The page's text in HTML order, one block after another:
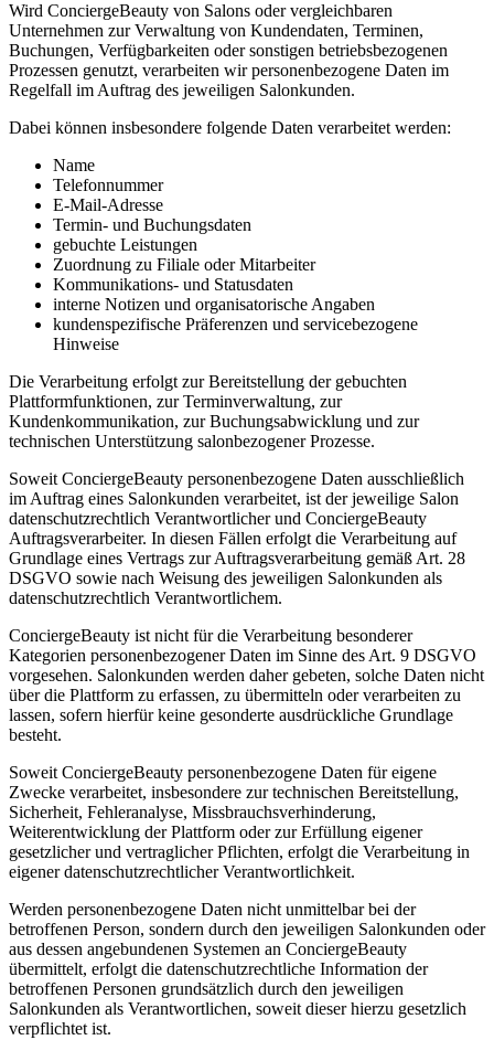
Wird ConciergeBeauty von Salons oder vergleichbaren
Unternehmen zur Verwaltung von Kundendaten, Terminen,
Buchungen, Verfügbarkeiten oder sonstigen betriebsbezogenen
Prozessen genutzt, verarbeiten wir personenbezogene Daten im
Regelfall im Auftrag des jeweiligen Salonkunden.
Dabei können insbesondere folgende Daten verarbeitet werden:
Name
Telefonnummer
E-Mail-Adresse
Termin- und Buchungsdaten
gebuchte Leistungen
Zuordnung zu Filiale oder Mitarbeiter
Kommunikations- und Statusdaten
interne Notizen und organisatorische Angaben
kundenspezifische Präferenzen und servicebezogene
Hinweise
Die Verarbeitung erfolgt zur Bereitstellung der gebuchten
Plattformfunktionen, zur Terminverwaltung, zur
Kundenkommunikation, zur Buchungsabwicklung und zur
technischen Unterstützung salonbezogener Prozesse.
Soweit ConciergeBeauty personenbezogene Daten ausschließlich
im Auftrag eines Salonkunden verarbeitet, ist der jeweilige Salon
datenschutzrechtlich Verantwortlicher und ConciergeBeauty
Auftragsverarbeiter. In diesen Fällen erfolgt die Verarbeitung auf
Grundlage eines Vertrags zur Auftragsverarbeitung gemäß Art. 28
DSGVO sowie nach Weisung des jeweiligen Salonkunden als
datenschutzrechtlich Verantwortlichem.
ConciergeBeauty ist nicht für die Verarbeitung besonderer
Kategorien personenbezogener Daten im Sinne des Art. 9 DSGVO
vorgesehen. Salonkunden werden daher gebeten, solche Daten nicht
über die Plattform zu erfassen, zu übermitteln oder verarbeiten zu
lassen, sofern hierfür keine gesonderte ausdrückliche Grundlage
besteht.
Soweit ConciergeBeauty personenbezogene Daten für eigene
Zwecke verarbeitet, insbesondere zur technischen Bereitstellung,
Sicherheit, Fehleranalyse, Missbrauchsverhinderung,
Weiterentwicklung der Plattform oder zur Erfüllung eigener
gesetzlicher und vertraglicher Pflichten, erfolgt die Verarbeitung in
eigener datenschutzrechtlicher Verantwortlichkeit.
Werden personenbezogene Daten nicht unmittelbar bei der
betroffenen Person, sondern durch den jeweiligen Salonkunden oder
aus dessen angebundenen Systemen an ConciergeBeauty
übermittelt, erfolgt die datenschutzrechtliche Information der
betroffenen Personen grundsätzlich durch den jeweiligen
Salonkunden als Verantwortlichen, soweit dieser hierzu gesetzlich
verpflichtet ist.